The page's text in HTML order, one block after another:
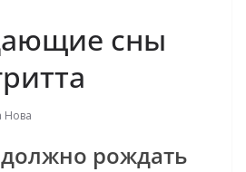
сны
Нова
должно рождать